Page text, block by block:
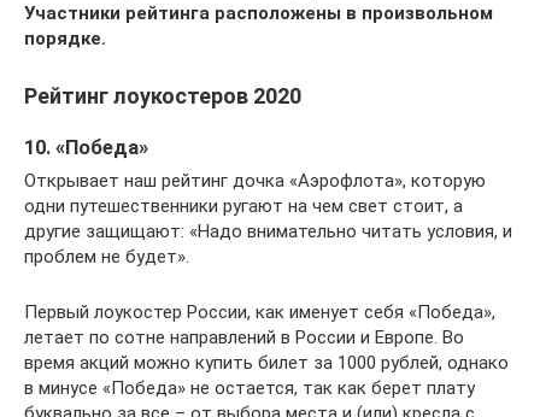
Участники рейтинга расположены в произвольном
порядке.
Рейтинг лоукостеров 2020
10. «Победа»
Открывает наш рейтинг дочка «Аэрофлота», которую
одни путешественники ругают на чем свет стоит, а
другие защищают: «Надо внимательно читать условия, и
проблем не будет».
Первый лоукостер России, как именует себя «Победа»,
летает по сотне направлений в России и Европе. Во
время акций можно купить билет за 1000 рублей, однако
в минусе «Победа» не остается, так как берет плату